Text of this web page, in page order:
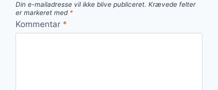
Din e-mailadresse vil ikke blive publiceret. Krævede felter
er markeret med *
Kommentar *